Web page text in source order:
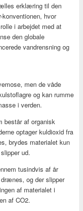
erklæring til den
konventionen, hvor
i arbejdet med at
den globale
vandrensning og
men de våde
og kan rumme
i verden.
består af organisk
optager kuldioxid fra
brydes materialet kun
ud.
tusindvis af år
og der slipper
af materialet i
af CO2.